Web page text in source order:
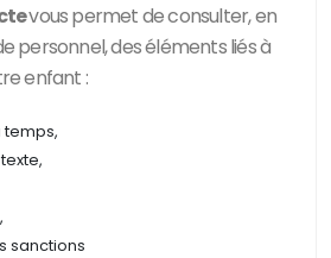
vous permet de consulter, en
personnel, deséléments liés à
enfant :
sanctions